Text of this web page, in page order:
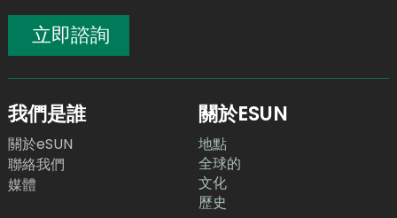
立即諮詢
我們是誰
關於eSUN
聯絡我們
媒體
關於ESUN
地點
全球的
文化
歷史